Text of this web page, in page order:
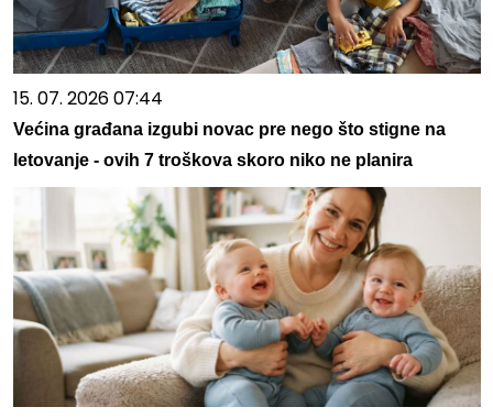
15. 07. 2026 07:44
Većina građana izgubi novac pre nego što stigne na
letovanje - ovih 7 troškova skoro niko ne planira